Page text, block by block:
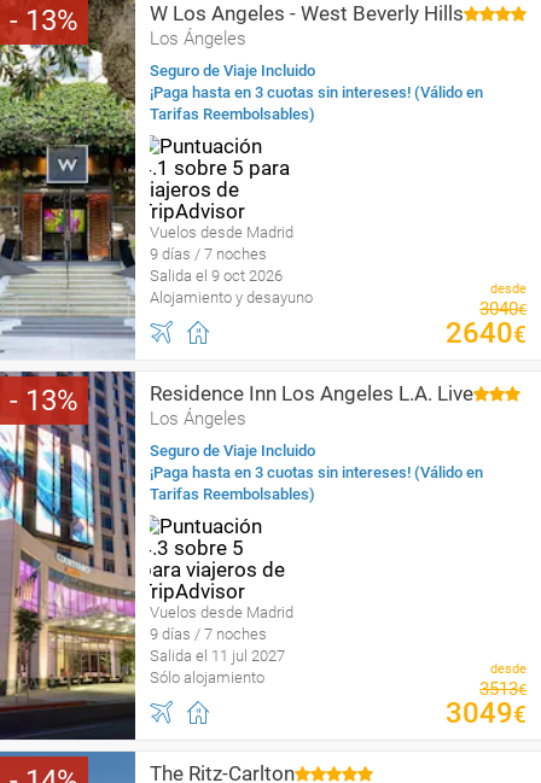
13 W Los Angeles - West Beverly Hills
Los Ángeles
Seguro de Viaje Incluido
¡Paga hasta en 3 cuotas sin intereses! (Válido en
Tarifas Reembolsables)
Vuelos desde Madrid
9 días / 7 noches
Salida el 9 oct 2026
Alojamiento y desayuno
desde
3040€
2640€
13 Residence Inn Los Angeles L.A. Live
Los Ángeles
Seguro de Viaje Incluido
¡Paga hasta en 3 cuotas sin intereses! (Válido en
Tarifas Reembolsables)
Vuelos desde Madrid
9 días / 7 noches
Salida el 11 jul 2027
Sólo alojamiento
desde
3513€
3049€
The Ritz-Carlton